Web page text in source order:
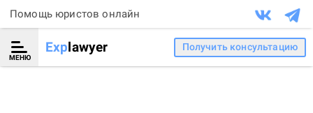
Помощь юристов онлайн
МЕНЮ
Explawyer Получить консультацию